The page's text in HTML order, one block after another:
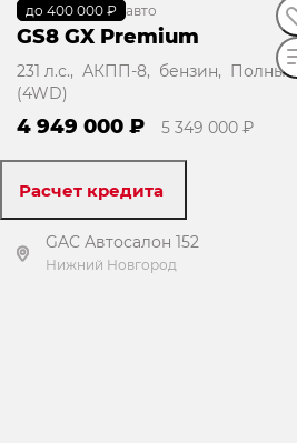
до 400 000 ₽
В наличии· авто
GS8 GX Premium
231 л.с., АКПП-8, бензин, Полный
(4WD)
4 949 000 ₽ 5 349 000 ₽
Расчет кредита
GAC Автосалон 152
Нижний Новгород